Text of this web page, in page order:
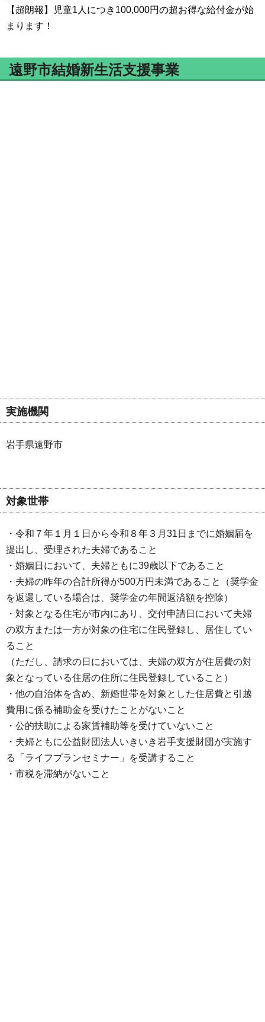
【超朗報】児童1人につき100,000円の超お得な給付金が始
まります！
遠野市結婚新生活支援事業
実施機関
岩手県遠野市
対象世帯
・令和７年１月１日から令和８年３月31日までに婚姻届を
提出し、受理された夫婦であること
・婚姻日において、夫婦ともに39歳以下であること
・夫婦の昨年の合計所得が500万円未満であること（奨学金
を返還している場合は、奨学金の年間返済額を控除）
・対象となる住宅が市内にあり、交付申請日において夫婦
の双方または一方が対象の住宅に住民登録し、居住してい
ること
（ただし、請求の日においては、夫婦の双方が住居費の対
象となっている住居の住所に住民登録していること）
・他の自治体を含め、新婚世帯を対象とした住居費と引越
費用に係る補助金を受けたことがないこと
・公的扶助による家賃補助等を受けていないこと
・夫婦ともに公益財団法人いきいき岩手支援財団が実施す
る「ライフプランセミナー」を受講すること
・市税を滞納がないこと